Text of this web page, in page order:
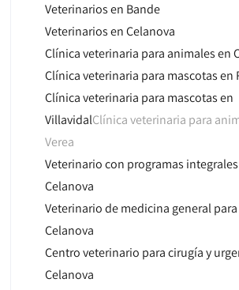
Veterinarios en Bande
Veterinarios en Celanova
Clínica veterinaria para animales en
Clínica veterinaria para mascotas en
Clínica veterinaria para mascotas en
VillavidalClínica veterinaria para
Verea
Veterinario con programas
Celanova
Veterinario de medicina general
Celanova
Centro veterinario para cirugía y
Celanova